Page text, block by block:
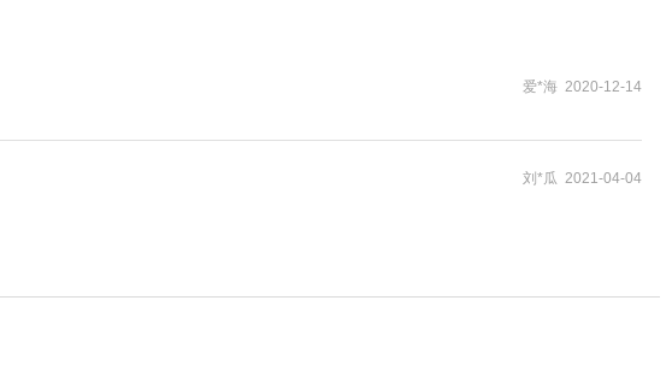
爱*海 2020-12-14
刘*瓜 2021-04-04